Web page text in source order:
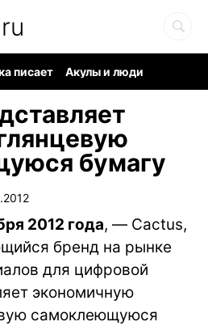
писает
Акулы и люди
бумагу
2012 года, — Cactus,
бренд на рынке
для цифровой
экономичную
самоклеющуюся